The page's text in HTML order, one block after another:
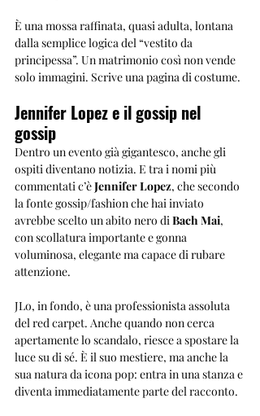
È una mossa raffinata, quasi adulta, lontana
dalla semplice logica del “vestito da
principessa”. Un matrimonio così non vende
solo immagini. Scrive una pagina di costume.
Jennifer Lopez e il gossip nel
gossip
Dentro un evento già gigantesco, anche gli
ospiti diventano notizia. E tra i nomi più
commentati c’è Jennifer Lopez, che secondo
la fonte gossip/fashion che hai inviato
avrebbe scelto un abito nero di Bach Mai,
con scollatura importante e gonna
voluminosa, elegante ma capace di rubare
attenzione.
JLo, in fondo, è una professionista assoluta
del red carpet. Anche quando non cerca
apertamente lo scandalo, riesce a spostare la
luce su di sé. È il suo mestiere, ma anche la
sua natura da icona pop: entra in una stanza e
diventa immediatamente parte del racconto.